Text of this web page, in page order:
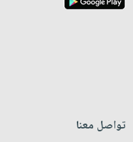
تواصل معنا